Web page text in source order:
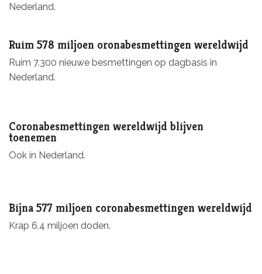
Nederland.
Ruim 578 miljoen oronabesmettingen wereldwijd
Ruim 7.300 nieuwe besmettingen op dagbasis in
Nederland.
Coronabesmettingen wereldwijd blijven
toenemen
Ook in Nederland.
Bijna 577 miljoen coronabesmettingen wereldwijd
Krap 6,4 miljoen doden.